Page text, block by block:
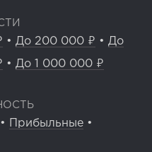
• До 200 000 ₽ • До
• До 1 000 000 ₽
• Прибыльные •